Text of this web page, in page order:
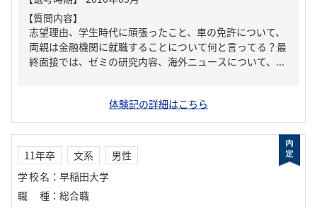
【質問内容】
志望理由、学生時代に頑張ったこと、車の免許について、
両親は金融機関に就職することについて何と言ってる？最
終面接では、ゼミの研究内容、海外ニュースについて、...
体験記の詳細はこちら
11年卒 文系
男性
学校名 ： 早稲田大学
職種 ： 総合職